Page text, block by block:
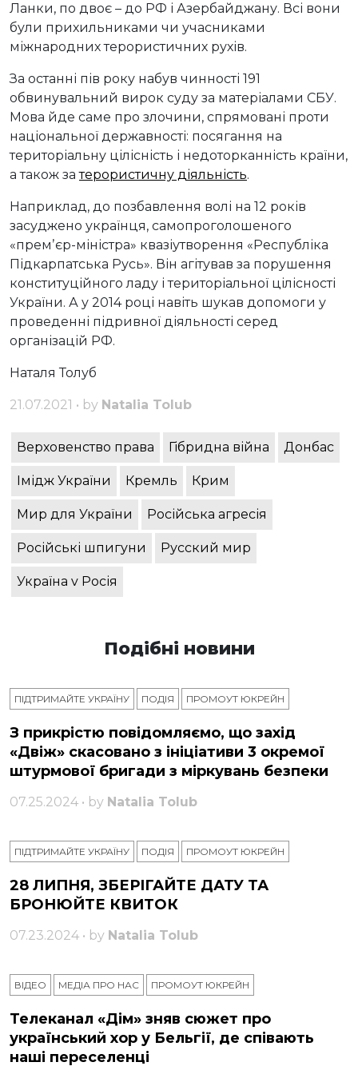
Ланки, по двоє – до РФ і Азербайджану. Всі вони
були прихильниками чи учасниками
міжнародних терористичних рухів.
За останні пів року набув чинності 191
обвинувальний вирок суду за матеріалами СБУ.
Мова йде саме про злочини, спрямовані проти
національної державності: посягання на
територіальну цілісність і недоторканність країни,
а також затерористичну діяльність.
Наприклад, до позбавлення волі на 12 років
засуджено українця, самопроголошеного
«премʼєр-міністра» квазіутворення «Республіка
Підкарпатська Русь». Він агітував за порушення
конституційного ладу і територіальної цілісності
України. А у 2014 році навіть шукав допомоги у
проведенні підривної діяльності серед
організацій РФ.
Наталя Толуб
21.07.2021 • by Natalia Tolub
Верховенство права Гібридна війна Донбас
Імідж України Кремль Крим
Мир для України Російська агресія
Російські шпигуни Русский мир
Україна v Росія
Подібні новини
ПІДТРИМАЙТЕ УКРАЇНУ ПОДІЯ ПРОМОУТ ЮКРЕЙН
З прикрістю повідомляємо, що захід
«Двіж» скасовано з ініціативи 3 окремої
штурмової бригади з міркувань безпеки
07.25.2024 • by Natalia Tolub
ПІДТРИМАЙТЕ УКРАЇНУ ПОДІЯ ПРОМОУТ ЮКРЕЙН
28 ЛИПНЯ, ЗБЕРІГАЙТЕ ДАТУ ТА
БРОНЮЙТЕ КВИТОК
07.23.2024 • by Natalia Tolub
ВІДЕО МЕДІА ПРО НАС ПРОМОУТ ЮКРЕЙН
Телеканал «Дім» зняв сюжет про
український хор у Бельгії, де співають
наші переселенці